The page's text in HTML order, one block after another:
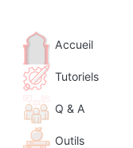
Accueil
Tutoriels
Q & A
Outils